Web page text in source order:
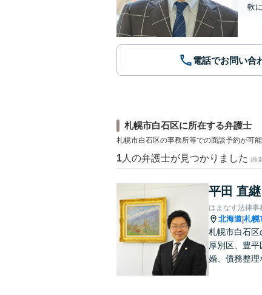
軟
電話でお問い合
札幌市白石区に所在する弁護士
札幌市白石区の事務所等での面談予約が可能
1 人の弁護士が見つかりました (検
平田 直継
はまなす法律事
北海道|札幌
札幌市白石
厚別区、豊
婚、債務整理